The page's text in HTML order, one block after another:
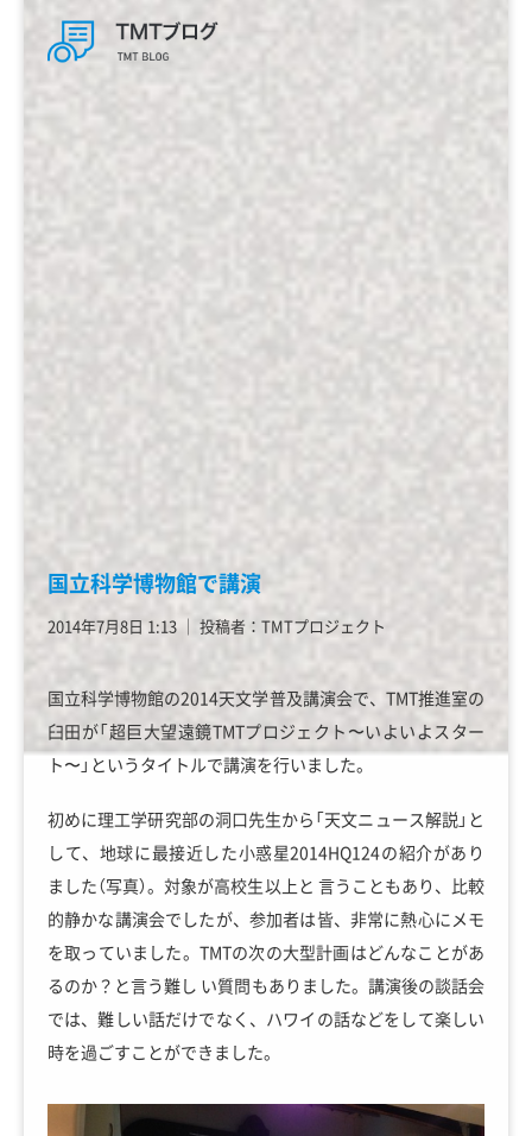
国立科学博物館で講演
2014年7月8日 1:13 │ 投稿者：TMTプロジェクト
国立科学博物館の2014天文学普及講演会で、TMT推進室の
臼田が「超巨大望遠鏡TMTプロジェクト〜いよいよスター
ト〜」というタイトルで講演を行いました。
初めに理工学研究部の洞口先生から「天文ニュース解説」と
して、地球に最接近した小惑星2014HQ124の紹介があり
ました（写真）。対象が高校生以上と 言うこともあり、比較
的静かな講演会でしたが、参加者は皆、非常に熱心にメモ
を取っていました。TMTの次の大型計画はどんなことがあ
るのか？と言う難し い質問もありました。講演後の談話会
では、難しい話だけでなく、ハワイの話などをして楽しい
時を過ごすことができました。